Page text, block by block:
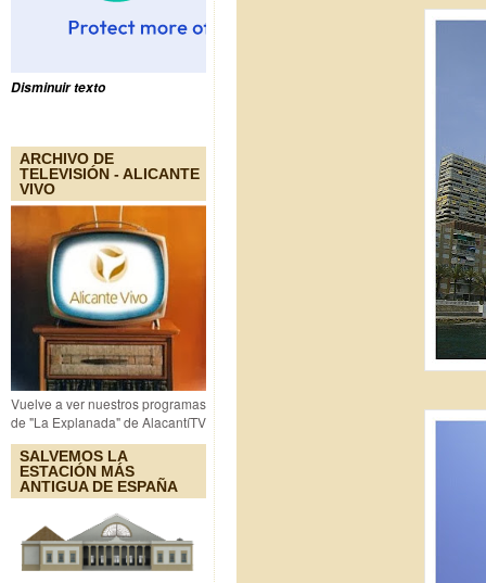
Disminuir texto
ARCHIVO DE
TELEVISIÓN - ALICANTE
VIVO
Vuelve a ver nuestros programas
de "La Explanada" de AlacantíTV
SALVEMOS LA
ESTACIÓN MÁS
ANTIGUA DE ESPAÑA